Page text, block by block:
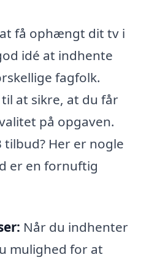
få ophængt dit tv i
idé at indhente
fagfolk.
at sikre, at du får
på opgaven.
Her er nogle
er en fornuftig
Når du indhenter
mulighed for at